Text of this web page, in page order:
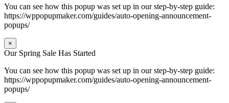
You can see how this popup was set up in our step-by-step guide:
https://wppopupmaker.com/guides/auto-opening-announcement-
popups/
×
Our Spring Sale Has Started
You can see how this popup was set up in our step-by-step guide:
https://wppopupmaker.com/guides/auto-opening-announcement-
popups/